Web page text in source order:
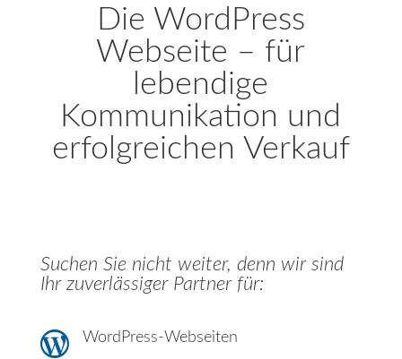
Die WordPress
Webseite – für
lebendige
Kommunikation und
erfolgreichen Verkauf
Suchen Sie nicht weiter, denn wir sind
Ihr zuverlässiger Partner für:
 WordPress-Webseiten